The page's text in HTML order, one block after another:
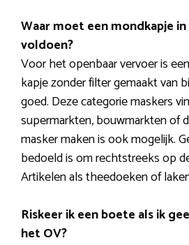
Waar moet een mondkapje
voldoen?
Voor het openbaar vervoer is
kapje zonder filter gemaakt van
goed. Deze categorie maskers
supermarkten, bouwmarkten of
masker maken is ook mogelijk.
bedoeld is om rechtstreeks op
Artikelen als theedoeken of
Riskeer ik een boete als ik
het OV?